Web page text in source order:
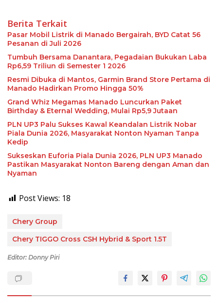
Berita Terkait
Pasar Mobil Listrik di Manado Bergairah, BYD Catat 56
Pesanan di Juli 2026
Tumbuh Bersama Danantara, Pegadaian Bukukan Laba
Rp6,59 Triliun di Semester 1 2026
Resmi Dibuka di Mantos, Garmin Brand Store Pertama di
Manado Hadirkan Promo Hingga 50%
Grand Whiz Megamas Manado Luncurkan Paket
Birthday & Eternal Wedding, Mulai Rp5,9 Jutaan
PLN UP3 Palu Sukses Kawal Keandalan Listrik Nobar
Piala Dunia 2026, Masyarakat Nonton Nyaman Tanpa
Kedip
Sukseskan Euforia Piala Dunia 2026, PLN UP3 Manado
Pastikan Masyarakat Nonton Bareng dengan Aman dan
Nyaman
Post Views: 18
Chery Group
Chery TIGGO Cross CSH Hybrid & Sport 1.5T
Editor: Donny Piri